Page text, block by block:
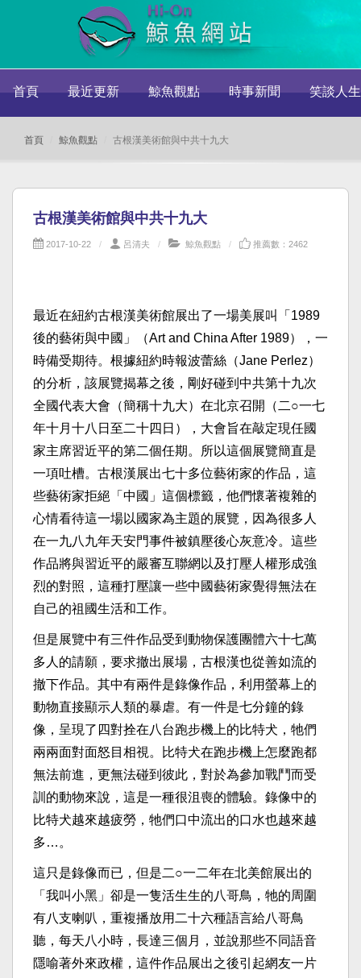
首頁 最近更新 鯨魚觀點 時事新聞 笑談人生
首頁 鯨魚觀點 古根漢美術館與中共十九大
古根漢美術館與中共十九大
2017-10-22 呂清夫 鯨魚觀點 推薦數：2462
最近在紐約古根漢美術館展出了一場美展叫「1989
後的藝術與中國」（Art and China After 1989），一
時備受期待。根據紐約時報波蕾絲（Jane Perlez）
的分析，該展覽揭幕之後，剛好碰到中共第十九次
全國代表大會（簡稱十九大）在北京召開（二○一七
年十月十八日至二十四日），大會旨在敲定現任國
家主席習近平的第二個任期。所以這個展覽簡直是
一項吐槽。古根漢展出七十多位藝術家的作品，這
些藝術家拒絕「中國」這個標籤，他們懷著複雜的
心情看待這一場以國家為主題的展覽，因為很多人
在一九八九年天安門事件被鎮壓後心灰意冷。這些
作品將與習近平的嚴審互聯網以及打壓人權形成強
烈的對照，這種打壓讓一些中國藝術家覺得無法在
自己的祖國生活和工作。
但是展覽中有三件作品受到動物保護團體六十七萬
多人的請願，要求撤出展場，古根漢也從善如流的
撤下作品。其中有兩件是錄像作品，利用螢幕上的
動物直接顯示人類的暴虐。有一件是七分鐘的錄
像，呈現了四對拴在八台跑步機上的比特犬，牠們
兩兩面對面怒目相視。比特犬在跑步機上怎麼跑都
無法前進，更無法碰到彼此，對於為參加戰鬥而受
訓的動物來說，這是一種很沮喪的體驗。錄像中的
比特犬越來越疲勞，牠們口中流出的口水也越來越
多…。
這只是錄像而已，但是二○一二年在北美館展出的
「我叫小黑」卻是一隻活生生的八哥鳥，牠的周圍
有八支喇叭，重複播放用二十六種語言給八哥鳥
聽，每天八小時，長達三個月，並說那些不同語音
隱喻著外來政權，這件作品展出之後引起網友一片